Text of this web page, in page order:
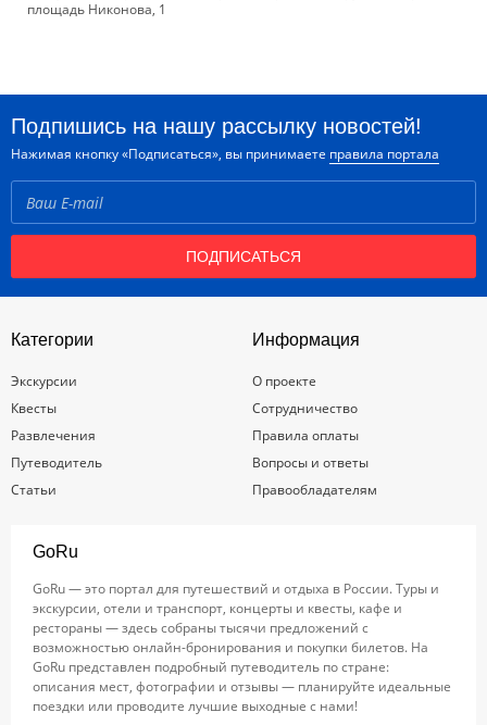
площадь Никонова, 1
Подпишись на нашу рассылку новостей!
Нажимая кнопку «Подписаться», вы принимаете правила портала
ПОДПИСАТЬСЯ
Категории
Экскурсии
Квесты
Развлечения
Путеводитель
Статьи
Информация
О проекте
Сотрудничество
Правила оплаты
Вопросы и ответы
Правообладателям
GoRu
GoRu — это портал для путешествий и отдыха в России. Туры и
экскурсии, отели и транспорт, концерты и квесты, кафе и
рестораны — здесь собраны тысячи предложений с
возможностью онлайн-бронирования и покупки билетов. На
GoRu представлен подробный путеводитель по стране:
описания мест, фотографии и отзывы — планируйте идеальные
поездки или проводите лучшие выходные с нами!